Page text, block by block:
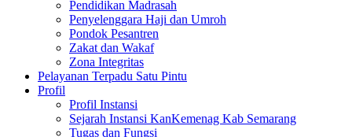
Pendidikan Madrasah
Penyelenggara Haji dan Umroh
Pondok Pesantren
Zakat dan Wakaf
Zona Integritas
Pelayanan Terpadu Satu Pintu
Profil
Profil Instansi
Sejarah Instansi KanKemenag Kab Semarang
Tugas dan Fungsi